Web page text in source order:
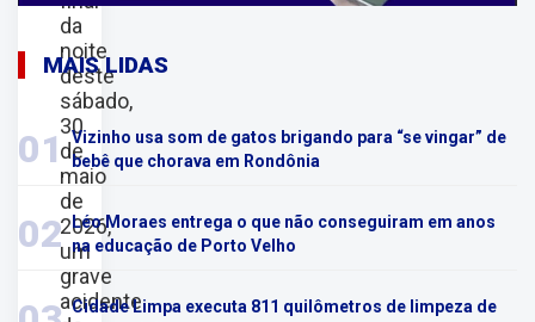
da
noite
deste
sábado,
30
de
maio
de
2026,
um
grave
acidente
MAIS LIDAS
01 Vizinho usa som de gatos brigando para “se vingar” de
bebê que chorava em Rondônia
02
Léo Moraes entrega o que não conseguiram em anos
na educação de Porto Velho
Cidade Limpa executa 811 quilômetros de limpeza de